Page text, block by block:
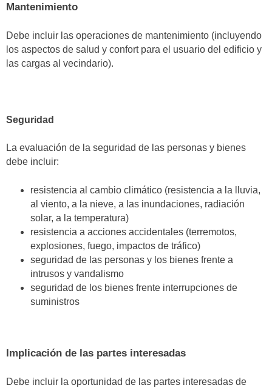
Mantenimiento
Debe incluir las operaciones de mantenimiento (incluyendo
los aspectos de salud y confort para el usuario del edificio y
las cargas al vecindario).
Seguridad
La evaluación de la seguridad de las personas y bienes
debe incluir:
resistencia al cambio climático (resistencia a la lluvia,
al viento, a la nieve, a las inundaciones, radiación
solar, a la temperatura)
resistencia a acciones accidentales (terremotos,
explosiones, fuego, impactos de tráfico)
seguridad de las personas y los bienes frente a
intrusos y vandalismo
seguridad de los bienes frente interrupciones de
suministros
Implicación de las partes interesadas
Debe incluir la oportunidad de las partes interesadas de